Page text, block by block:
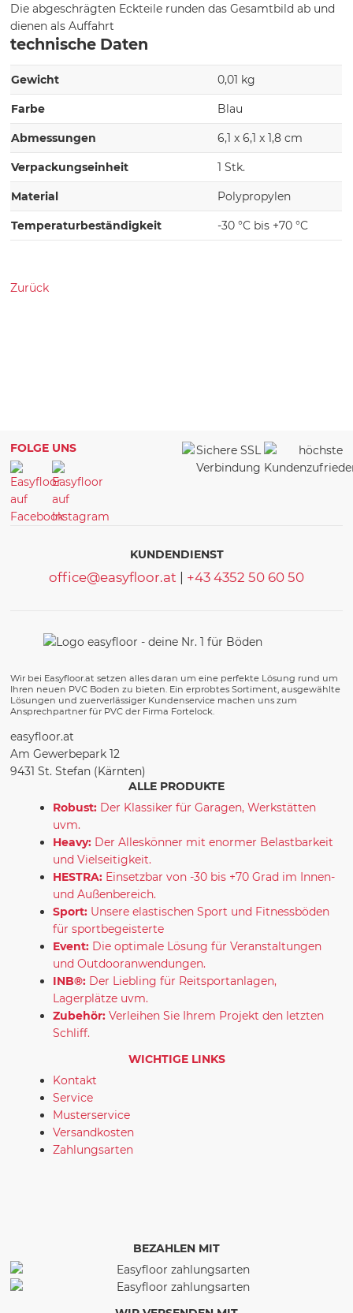
Die abgeschrägten Eckteile runden das Gesamtbild ab und
dienen als Auffahrt
technische Daten
Gewicht 0,01 kg
Farbe Blau
Abmessungen 6,1 x 6,1 x 1,8 cm
Verpackungseinheit 1 Stk.
Material Polypropylen
Temperaturbeständigkeit -30 °C bis +70 °C
Zurück
FOLGE UNS
KUNDENDIENST
office@easyfloor.at | +43 4352 50 60 50
Wir bei Easyfloor.at setzen alles daran um eine perfekte Lösung rund um
Ihren neuen PVC Boden zu bieten. Ein erprobtes Sortiment, ausgewählte
Lösungen und zuerverlässiger Kundenservice machen uns zum
Ansprechpartner für PVC der Firma Fortelock.
easyfloor.at
Am Gewerbepark 12
9431 St. Stefan (Kärnten)
ALLE PRODUKTE
Robust: Der Klassiker für Garagen, Werkstätten
uvm.
Heavy: Der Alleskönner mit enormer Belastbarkeit
und Vielseitigkeit.
HESTRA: Einsetzbar von -30 bis +70 Grad im Innen-
und Außenbereich.
Sport: Unsere elastischen Sport und Fitnessböden
für sportbegeisterte
Event: Die optimale Lösung für Veranstaltungen
und Outdooranwendungen.
INB®: Der Liebling für Reitsportanlagen,
Lagerplätze uvm.
Zubehör: Verleihen Sie Ihrem Projekt den letzten
Schliff.
WICHTIGE LINKS
Kontakt
Service
Musterservice
Versandkosten
Zahlungsarten
BEZAHLEN MIT